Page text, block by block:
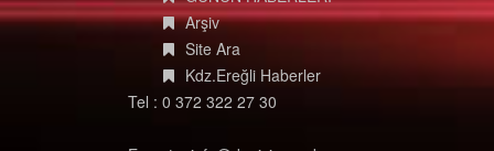
GÜNÜN HABERLERİ
Arşiv
Site Ara
Kdz.Ereğli Haberler